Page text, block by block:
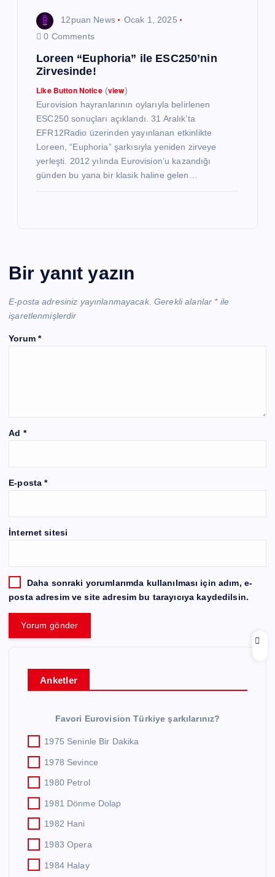
12puan News
Ocak 1, 2025
0 Comments
Loreen “Euphoria” ile ESC250’nin
Zirvesinde!
Like Button Notice(view)
Eurovision hayranlarının oylarıyla belirlenen
ESC250 sonuçları açıklandı. 31 Aralık’ta
EFR12Radio üzerinden yayınlanan etkinlikte
Loreen, “Euphoria” şarkısıyla yeniden zirveye
yerleşti. 2012 yılında Eurovision’u kazandığı
günden bu yana bir klasik haline gelen…
Bir yanıt yazın
E-posta adresiniz yayınlanmayacak. Gerekli alanlar *ile
işaretlenmişlerdir
Yorum *
Ad *
E-posta*
İnternet sitesi
Daha sonraki yorumlarımda kullanılması için adım, e-
posta adresim ve site adresim bu tarayıcıya kaydedilsin.
Anketler
Favori Eurovision Türkiye şarkılarınız?
1975 Seninle Bir Dakika
1978 Sevince
1980 Petrol
1981 Dönme Dolap
1982 Hani
1983 Opera
1984 Halay